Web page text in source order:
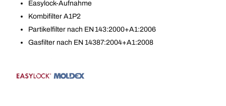
Easylock-Aufnahme
Kombifilter A1P2
Partikelfilter nach EN 143:2000+A1:2006
Gasfilter nach EN 14387:2004+A1:2008